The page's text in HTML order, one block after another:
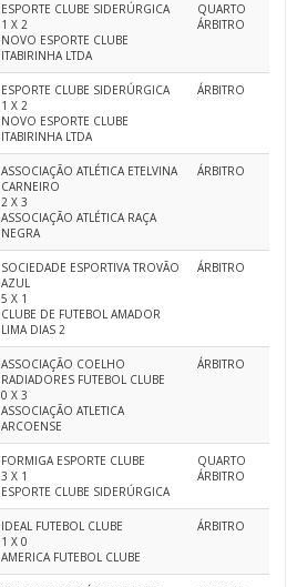
ESPORTE CLUBE SIDERÚRGICA
1 X 2
NOVO ESPORTE CLUBE
ITABIRINHA LTDA
QUARTO
ÁRBITRO
ESPORTE CLUBE SIDERÚRGICA
1 X 2
NOVO ESPORTE CLUBE
ITABIRINHA LTDA
ÁRBITRO
ASSOCIAÇÃO ATLÉTICA ETELVINA
CARNEIRO
2 X 3
ASSOCIAÇÃO ATLÉTICA RAÇA
NEGRA
ÁRBITRO
SOCIEDADE ESPORTIVA TROVÃO
AZUL
5 X 1
CLUBE DE FUTEBOL AMADOR
LIMA DIAS 2
ÁRBITRO
ASSOCIAÇÃO COELHO
RADIADORES FUTEBOL CLUBE
0 X 3
ASSOCIAÇÃO ATLETICA
ARCOENSE
ÁRBITRO
FORMIGA ESPORTE CLUBE
3 X 1
ESPORTE CLUBE SIDERÚRGICA
QUARTO
ÁRBITRO
IDEAL FUTEBOL CLUBE
1 X 0
AMERICA FUTEBOL CLUBE
ÁRBITRO